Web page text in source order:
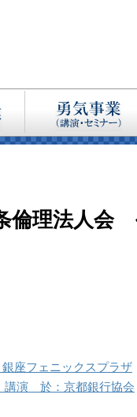
理法人会
座フェニックスプラザ
講演 於：京都銀行協会